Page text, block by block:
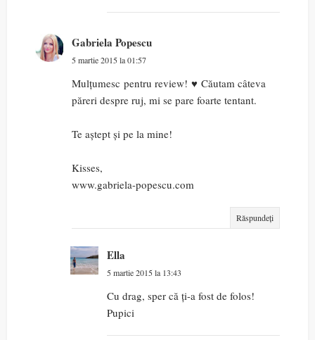
Gabriela Popescu
5 martie 2015 la 01:57
Mulțumesc pentru review! ♥ Căutam câteva
păreri despre ruj, mi se pare foarte tentant.
Te aștept și pe la mine!
Kisses,
www.gabriela-popescu.com
Răspundeți
Ella
5 martie 2015 la 13:43
Cu drag, sper că ți-a fost de folos!
Pupici